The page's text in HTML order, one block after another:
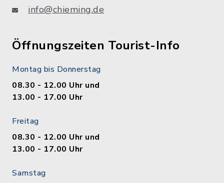
info@chieming.de
Öffnungszeiten Tourist-Info
Montag bis Donnerstag
08.30 - 12.00 Uhr und
13.00 - 17.00 Uhr
Freitag
08.30 - 12.00 Uhr und
13.00 - 17.00 Uhr
Samstag